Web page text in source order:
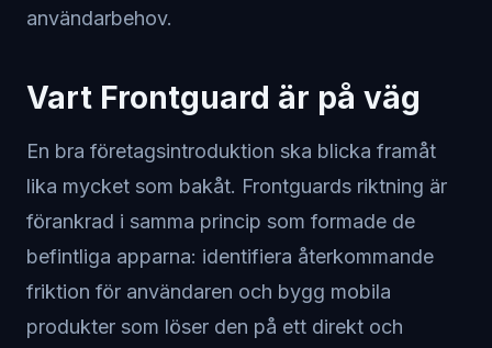
användarbehov.
Vart Frontguard är på väg
En bra företagsintroduktion ska blicka framåt
lika mycket som bakåt. Frontguards riktning är
förankrad i samma princip som formade de
befintliga apparna: identifiera återkommande
friktion för användaren och bygg mobila
produkter som löser den på ett direkt och